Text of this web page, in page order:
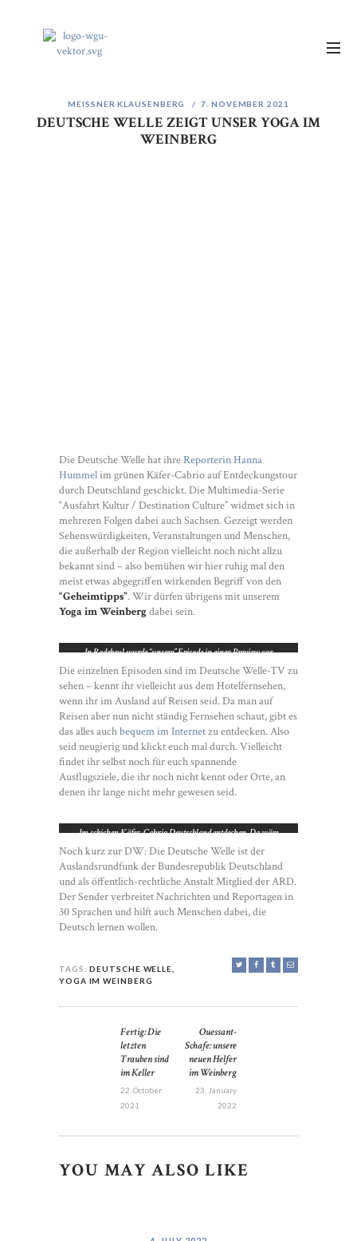
MEISSNER KLAUSENBERG 7. NOVEMBER 2021
DEUTSCHE WELLE ZEIGT UNSER YOGA IM
WEINBERG
Die Deutsche Welle hat ihreReporterin Hanna
Hummelim grünen Käfer-Cabrio auf Entdeckungstour
durch Deutschland geschickt. Die Multimedia-Serie
“Ausfahrt Kultur / Destination Culture” widmet sich in
mehreren Folgen dabei auch Sachsen. Gezeigt werden
Sehenswürdigkeiten, Veranstaltungen und Menschen,
die außerhalb der Region vielleicht noch nicht allzu
bekannt sind – also bemühen wir hier ruhig mal den
meist etwas abgegriffen wirkenden Begriff von den
“Geheimtipps”. Wir dürfen übrigens mit unserem
Yoga im Weinbergdabei sein.
In Radebeul wurde “unsere” Episode in einer Preview vor
Die einzelnen Episoden sind im Deutsche Welle-TV zu
sehen – kennt ihr vielleicht aus dem Hotelfernsehen,
wenn ihr im Ausland auf Reisen seid. Da man auf
Reisen aber nun nicht ständig Fernsehen schaut, gibt es
das alles auchbequem im Internetzu entdecken. Also
seid neugierig und klickt euch mal durch. Vielleicht
findet ihr selbst noch für euch spannende
Ausflugsziele, die ihr noch nicht kennt oder Orte, an
denen ihr lange nicht mehr gewesen seid.
Im schicken Käfer-Cabrio Deutschland entdecken. Da wäre
Noch kurz zur DW: Die Deutsche Welle ist der
Auslandsrundfunk der Bundesrepublik Deutschland
und als öffentlich-rechtliche Anstalt Mitglied der ARD.
Der Sender verbreitet Nachrichten und Reportagen in
30 Sprachen und hilft auch Menschen dabei, die
Deutsch lernen wollen.
TAGS: DEUTSCHE WELLE
YOGA IM WEINBERG
NAVIGATION
Previous
post:
Fertig: Die
letzten
Trauben sind
im Keller
22. October
2021
Ouessant-
Schafe: unsere
neuen Helfer
im Weinberg
23. January
2022
YOU MAY ALSO LIKE